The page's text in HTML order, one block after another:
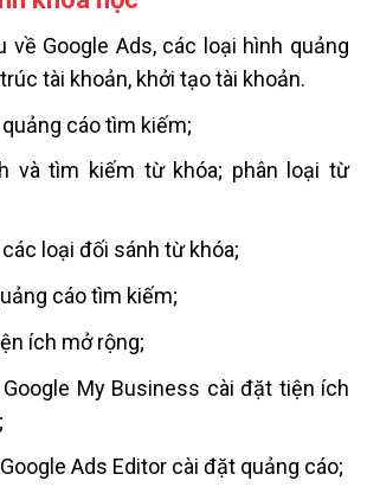
về Google Ads, các loại hình quảng
tài khoản, khởi tạo tài khoản.
cáo tìm kiếm;
và tìm kiếm từ khóa; phân loại từ
loại đối sánh từ khóa;
cáo tìm kiếm;
ích mở rộng;
My Business cài đặt tiện ích
Ads Editor cài đặt quảng cáo;